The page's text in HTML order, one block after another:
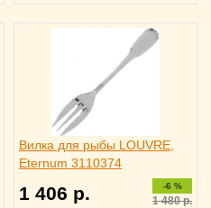
Вилка для рыбы LOUVRE,
Eternum 3110374
1 406 р. -6 %
1 480р.